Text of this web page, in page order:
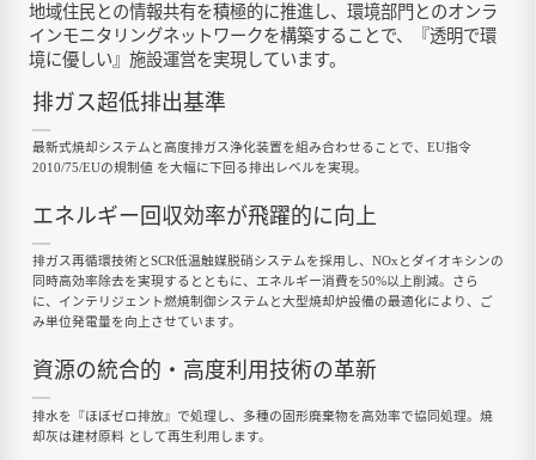
地域住民との情報共有を積極的に推進し、環境部門とのオンラ
インモニタリングネットワークを構築することで、『透明で環
境に優しい』施設運営を実現しています。
排ガス超低排出基準
最新式焼却システムと高度排ガス浄化装置を組み合わせることで、EU指令
2010/75/EUの規制値 を大幅に下回る排出レベルを実現。
エネルギー回収効率が飛躍的に向上
排ガス再循環技術とSCR低温触媒脱硝システムを採用し、NOxとダイオキシンの
同時高効率除去を実現するとともに、エネルギー消費を50%以上削減。さら
に、インテリジェント燃焼制御システムと大型焼却炉設備の最適化により、ご
み単位発電量を向上させています。
資源の統合的・高度利用技術の革新
排水を『ほぼゼロ排放』で処理し、多種の固形廃棄物を高効率で協同処理。焼
却灰は建材原料 として再生利用します。